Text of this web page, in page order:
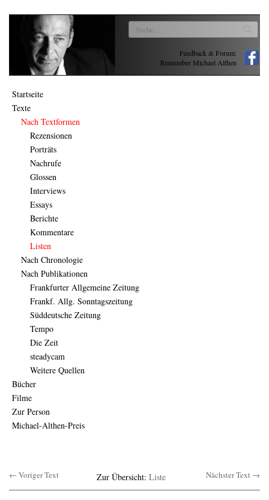
Feedback & Forum:
Remember Michael Althen
Startseite
Texte
Nach Textformen
Rezensionen
Porträts
Nachrufe
Glossen
Interviews
Essays
Berichte
Kommentare
Listen
Nach Chronologie
Nach Publikationen
Frankfurter Allgemeine Zeitung
Frankf. Allg. Sonntagszeitung
Süddeutsche Zeitung
Tempo
Die Zeit
steadycam
Weitere Quellen
Bücher
Filme
Zur Person
Michael-Althen-Preis
← Voriger Text Zur Übersicht: Liste Nächster Text →